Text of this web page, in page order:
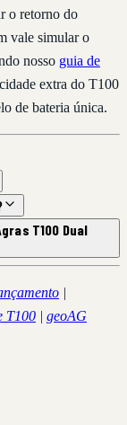
o retorno do
vale simular o
nosso guia de
extra do T100
de bateria única.
T100 Dual
|
T100 | geoAG